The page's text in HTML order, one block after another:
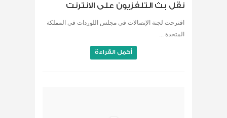
نقل بث التلفزيون على الانترنت
اقترحت لجنة الإتصالات في مجلس اللوردات في المملكة
المتحدة ...
أكمل القراءة